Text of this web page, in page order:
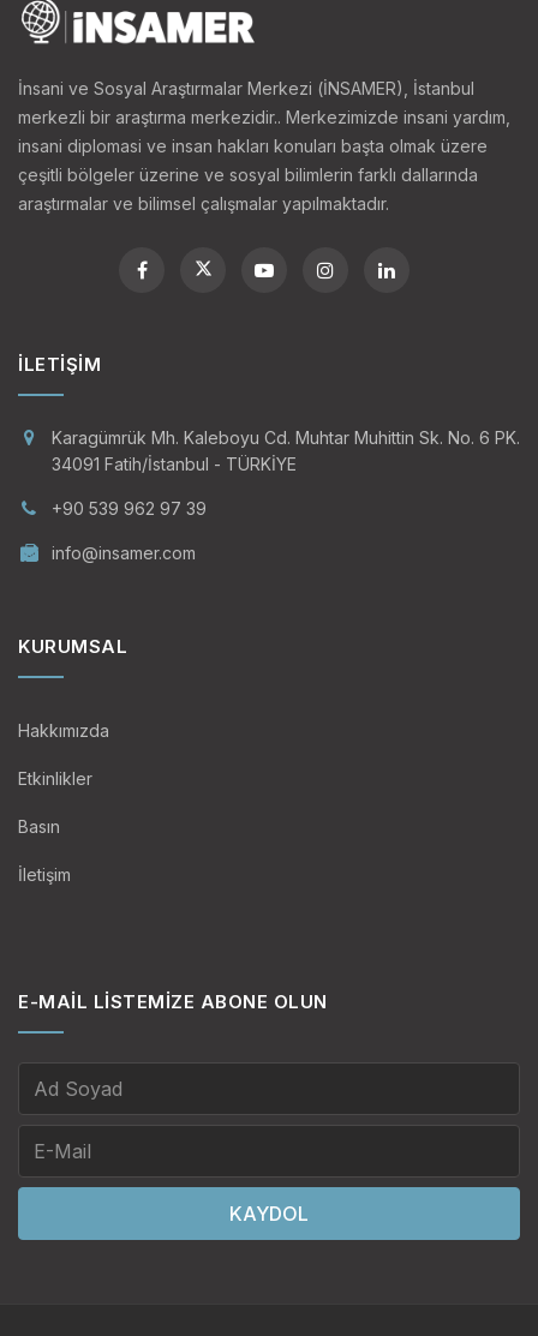
İnsani ve Sosyal Araştırmalar Merkezi (İNSAMER), İstanbul
merkezli bir araştırma merkezidir.. Merkezimizde insani yardım,
insani diplomasi ve insan hakları konuları başta olmak üzere
çeşitli bölgeler üzerine ve sosyal bilimlerin farklı dallarında
araştırmalar ve bilimsel çalışmalar yapılmaktadır.
İLETIŞIM
Karagümrük Mh. Kaleboyu Cd. Muhtar Muhittin Sk. No. 6 PK.
34091 Fatih/İstanbul - TÜRKİYE
+90 539 962 97 39
info@insamer.com
KURUMSAL
Hakkımızda
Etkinlikler
Basın
İletişim
E-MAIL LISTEMIZE ABONE OLUN
KAYDOL